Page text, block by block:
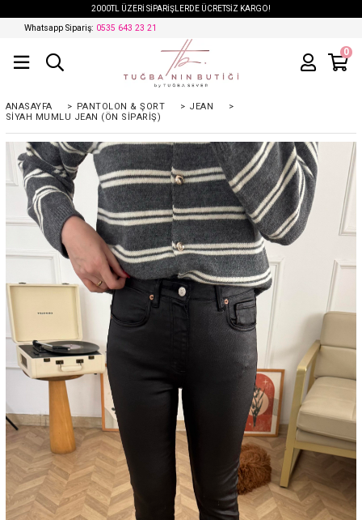
2000TL ÜZERİ SİPARİŞLERDE ÜCRETSİZ KARGO!
Whatsapp Sipariş: 0535 643 23 21
0
ANASAYFA > PANTOLON & ŞORT > JEAN
>
SIYAH MUMLU JEAN (ÖN SIPARIŞ)